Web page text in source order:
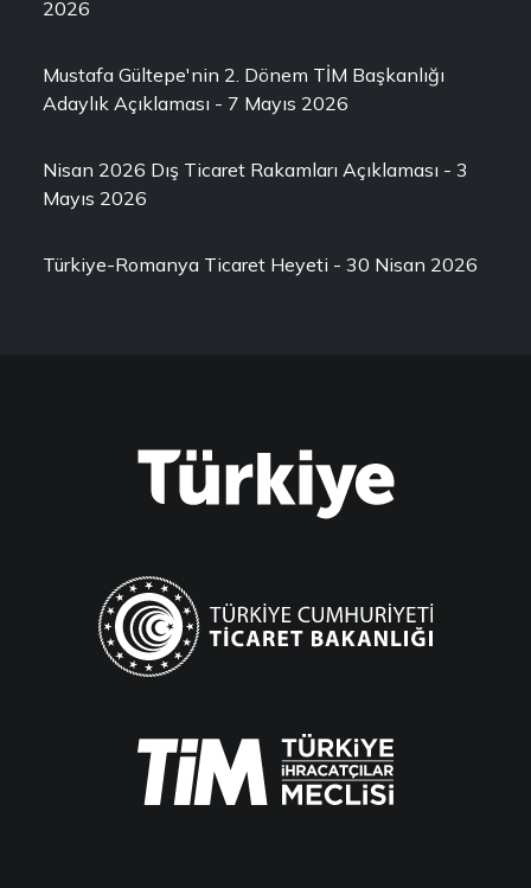
2026
Mustafa Gültepe'nin 2. Dönem TİM Başkanlığı
Adaylık Açıklaması - 7 Mayıs 2026
Nisan 2026 Dış Ticaret Rakamları Açıklaması - 3
Mayıs 2026
Türkiye-Romanya Ticaret Heyeti - 30 Nisan 2026